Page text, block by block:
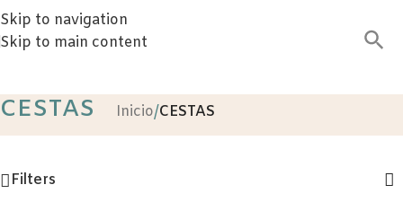
Skip to navigation
Skip to main content
CESTAS Inicio/CESTAS
Filters